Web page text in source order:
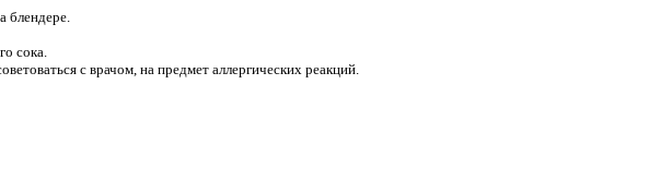
блендере.
сока.
с врачом, на предмет аллергических реакций.